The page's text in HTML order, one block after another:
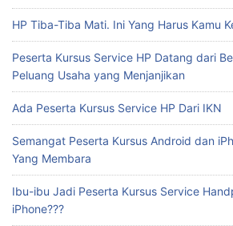
HP Tiba-Tiba Mati. Ini Yang Harus Kamu
Peserta Kursus Service HP Datang dari
Peluang Usaha yang Menjanjikan
Ada Peserta Kursus Service HP Dari IKN
Semangat Peserta Kursus Android dan
Yang Membara
Ibu-ibu Jadi Peserta Kursus Service
iPhone???